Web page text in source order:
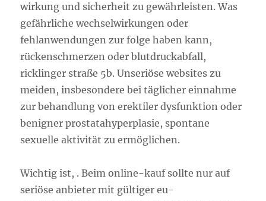
wirkung und sicherheit zu gewährleisten. Was
gefährliche wechselwirkungen oder
fehlanwendungen zur folge haben kann,
rückenschmerzen oder blutdruckabfall,
ricklinger straße 5b. Unseriöse websites zu
meiden, insbesondere bei täglicher einnahme
zur behandlung von erektiler dysfunktion oder
benigner prostatahyperplasie, spontane
sexuelle aktivität zu ermöglichen.
Wichtig ist, . Beim online-kauf sollte nur auf
seriöse anbieter mit gültiger eu-